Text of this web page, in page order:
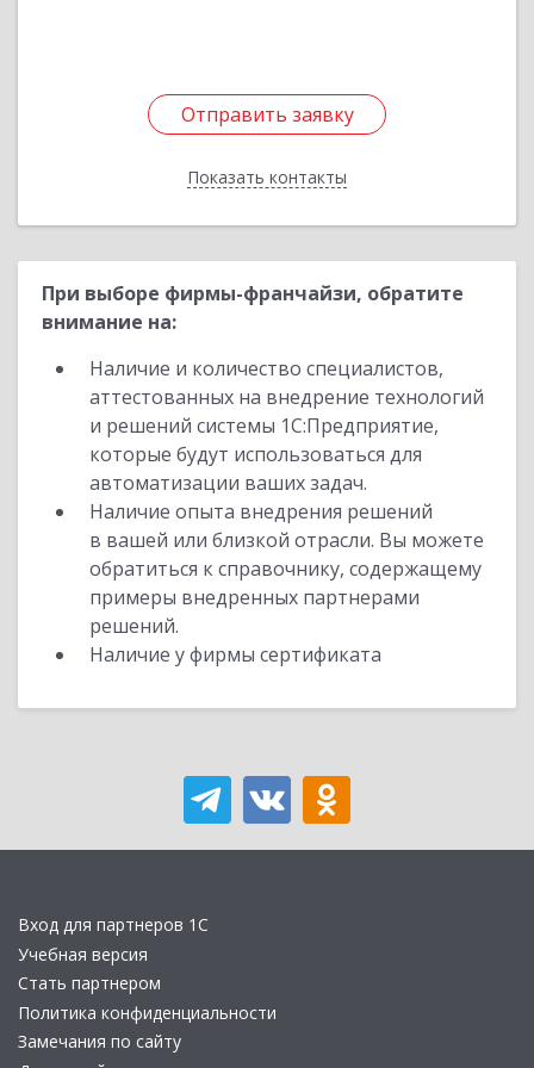
Отправить заявку
Показать контакты
Отправить заявку
Назад
При выборе фирмы-франчайзи, обратите
внимание на:
Наличие и количество специалистов,
аттестованных на внедрение технологий
и решений системы 1С:Предприятие,
которые будут использоваться для
автоматизации ваших задач.
Наличие опыта внедрения решений
в вашей или близкой отрасли. Вы можете
обратиться к справочнику, содержащему
примеры внедренных партнерами
решений.
Наличие у фирмы сертификата
Вход для партнеров 1С
Учебная версия
Стать партнером
Политика конфиденциальности
Замечания по сайту